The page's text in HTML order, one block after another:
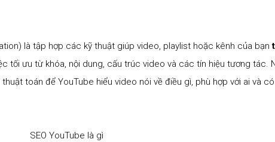
là tập hợp các kỹ thuật giúp video, playlist hoặc kênh của bạn
tối ưu từ khóa, nội dung, cấu trúc video và các tín hiệu tương tác.
thuật toán để YouTube hiểu video nói về điều gì, phù hợp với ai và